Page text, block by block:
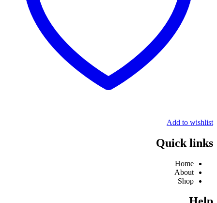
Add to wishlist
Quick links
Home
About
Shop